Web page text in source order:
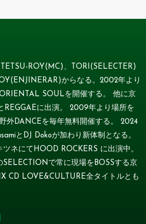
ROY(MC)、TORI(SELECTER)
からなる。2002年より
SOULを開催する。 他に京
REGGAEに出演。 2009年より場所を
外DANCEを毎年無料開催する。 2024
とDJ Dokoが加わり新体制となる。
ツネにてHOOD ROCKERS に出演中。
SELECTIONで常に現場をBOSSする京
CD LOVE&CULTURE全タイトルとも